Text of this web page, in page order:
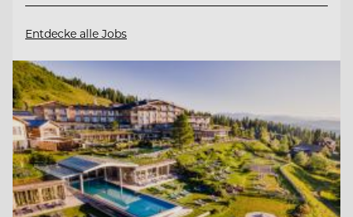
Entdecke alle Jobs